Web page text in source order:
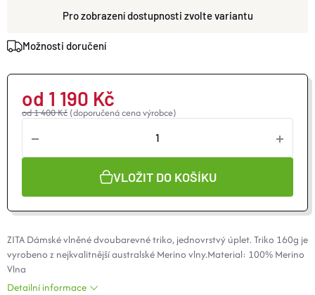
zvolte variantu
Možnosti doručení
od 1 400 Kč (doporučená cena výrobce)
od 1 190 Kč
VLOŽIT DO KOŠÍKU
ZITA Dámské vlněné dvoubarevné triko, jednovrstvý úplet. Triko 160g je
vyrobeno z nejkvalitnější australské Merino vlny.Material: 100% Merino
Vlna
Detailní informace